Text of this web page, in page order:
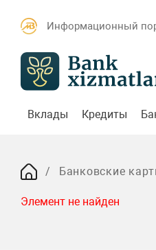
Информационный
Вклады Кредиты
Банковские
Элемент не найден